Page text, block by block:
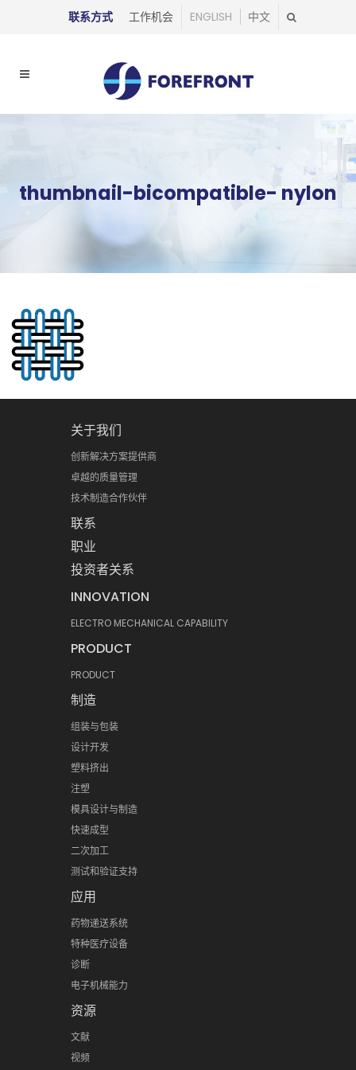
联系方式 工作机会 ENGLISH 中文
thumbnail-bicompatible- nylon
关于我们
创新解决方案提供商
卓越的质量管理
技术制造合作伙伴
联系
职业
投资者关系
INNOVATION
ELECTRO MECHANICAL CAPABILITY
PRODUCT
PRODUCT
制造
组装与包装
设计开发
塑料挤出
注塑
模具设计与制造
快速成型
二次加工
测试和验证支持
应用
药物递送系统
特种医疗设备
诊断
电子机械能力
资源
文献
视频